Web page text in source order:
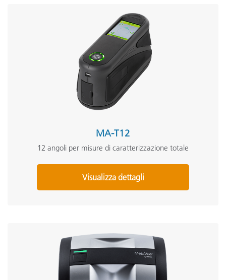
MA-T12
12 angoli per misure di caratterizzazione totale
Visualizza dettagli